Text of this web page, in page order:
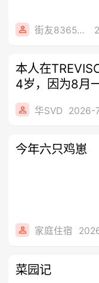
街友83656478
本人在
4岁，因为8月
华SVD 2026-
今年六只鸡崽
家庭住宿
菜园记